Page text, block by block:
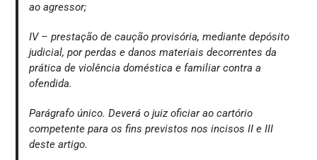
ao agressor;
IV – prestação de caução provisória, mediante depósito
judicial, por perdas e danos materiais decorrentes da
prática de violência doméstica e familiar contra a
ofendida.
Parágrafo único. Deverá o juiz oficiar ao cartório
competente para os fins previstos nos incisos II e III
deste artigo.